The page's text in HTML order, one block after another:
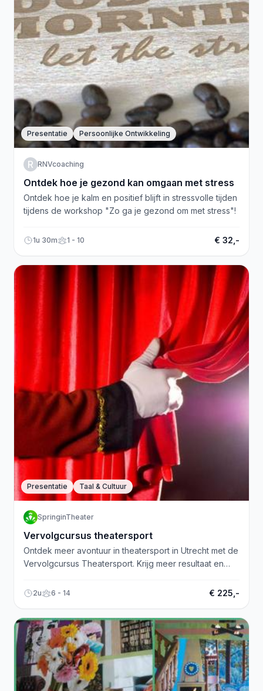
Presentatie Persoonlijke Ontwikkeling
R RNVcoaching
Ontdek hoe je gezond kan omgaan met stress
Ontdek hoe je kalm en positief blijft in stressvolle tijden
tijdens de workshop "Zo ga je gezond om met stress"!
1u 30m 1 - 10 € 32,-
Presentatie Taal & Cultuur
SpringinTheater
Vervolgcursus theatersport
Ontdek meer avontuur in theatersport in Utrecht met de
Vervolgcursus Theatersport. Krijg meer resultaat en
2u 6 - 14 € 225,-